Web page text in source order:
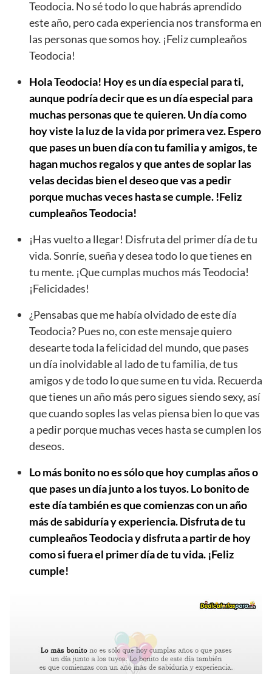
Teodocia. No sé todo lo que habrás aprendido
este año, pero cada experiencia nos transforma en
las personas que somos hoy. ¡Feliz cumpleaños
Teodocia!
Hola Teodocia! Hoy es un día especial para ti,
aunque podría decir que es un día especial para
muchas personas que te quieren. Un día como
hoy viste la luz de la vida por primera vez. Espero
que pases un buen día con tu familia y amigos, te
hagan muchos regalos y que antes de soplar las
velas decidas bien el deseo que vas a pedir
porque muchas veces hasta se cumple. !Feliz
cumpleaños Teodocia!
¡Has vuelto a llegar! Disfruta del primer día de tu
vida. Sonríe, sueña y desea todo lo que tienes en
tu mente. ¡Que cumplas muchos más Teodocia!
¡Felicidades!
¿Pensabas que me había olvidado de este día
Teodocia? Pues no, con este mensaje quiero
desearte toda la felicidad del mundo, que pases
un día inolvidable al lado de tu familia, de tus
amigos y de todo lo que sume en tu vida. Recuerda
que tienes un año más pero sigues siendo sexy, así
que cuando soples las velas piensa bien lo que vas
a pedir porque muchas veces hasta se cumplen los
deseos.
Lo más bonito no es sólo que hoy cumplas años o
que pases un día junto a los tuyos. Lo bonito de
este día también es que comienzas con un año
más de sabiduría y experiencia. Disfruta de tu
cumpleaños Teodocia y disfruta a partir de hoy
como si fuera el primer día de tu vida. ¡Feliz
cumple!